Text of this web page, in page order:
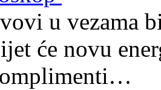
u vezama
će novu